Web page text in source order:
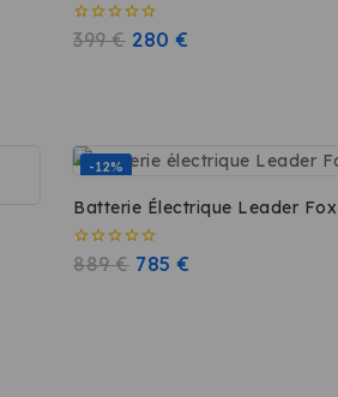
0
sur
399€ 280€
-12%
Batterie Électrique Leader Fox
0
889€ 785€